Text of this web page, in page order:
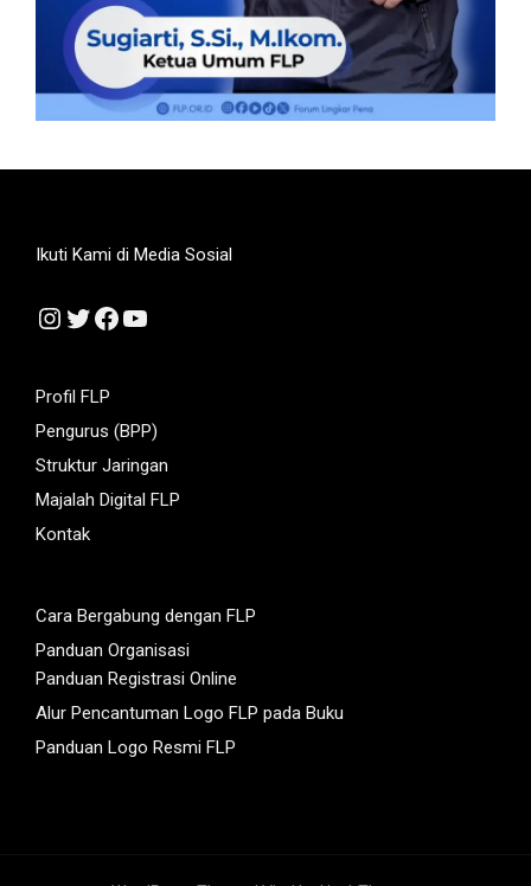
Ikuti Kami di Media Sosial
Instagram
Twitter
Facebook
YouTube
Profil FLP
Pengurus (BPP)
Struktur Jaringan
Majalah Digital FLP
Kontak
Cara Bergabung dengan FLP
Panduan Organisasi
Panduan Registrasi Online
Alur Pencantuman Logo FLP pada Buku
Panduan Logo Resmi FLP